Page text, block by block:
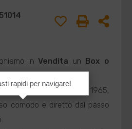
in Vendita un Box o
di una palazzina del 1965,
comodo e diretto dal passo
rapidi per navigare!